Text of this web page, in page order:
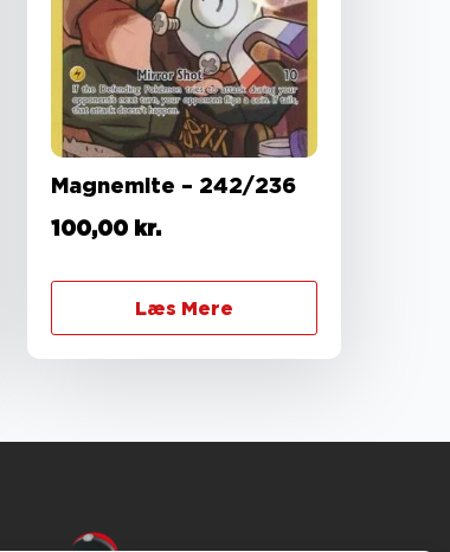
Magnemite – 242/236
100,00 kr.
Læs Mere